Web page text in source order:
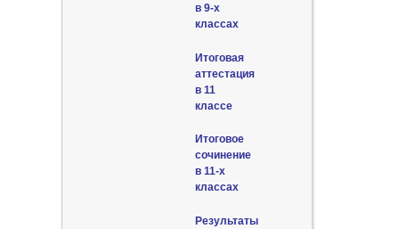
в 9-х
классах
Итоговая
аттестация
в 11
классе
Итоговое
сочинение
в 11-х
классах
Результаты